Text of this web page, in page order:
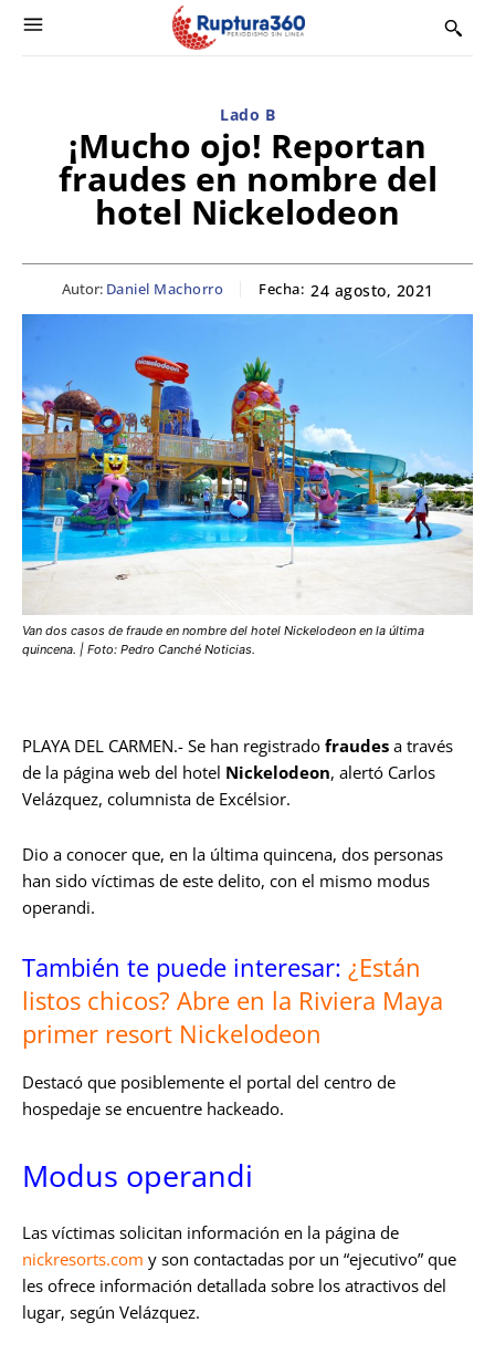
Lado B
¡Mucho ojo! Reportan
fraudes en nombre del
hotel Nickelodeon
Autor: Daniel Machorro Fecha: 24 agosto, 2021
Van dos casos de fraude en nombre del hotel Nickelodeon en la última
quincena. | Foto: Pedro Canché Noticias.
PLAYA DEL CARMEN.- Se han registrado fraudes a través
de la página web del hotel Nickelodeon, alertó Carlos
Velázquez, columnista de Excélsior.
Dio a conocer que, en la última quincena, dos personas
han sido víctimas de este delito, con el mismo modus
operandi.
También te puede interesar: ¿Están
listos chicos? Abre en la Riviera Maya
primer resort Nickelodeon
Destacó que posiblemente el portal del centro de
hospedaje se encuentre hackeado.
Modus operandi
Las víctimas solicitan información en la página de
nickresorts.com y son contactadas por un “ejecutivo” que
les ofrece información detallada sobre los atractivos del
lugar, según Velázquez.